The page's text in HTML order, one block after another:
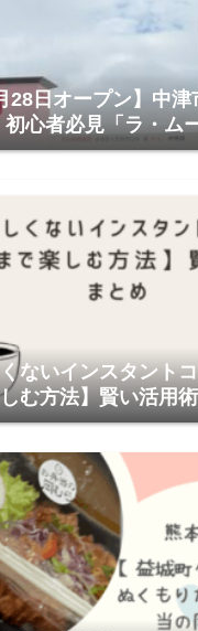
28日オープン】中
心者必見「ラ・ム
神商品
ないインスタント
む方法】賢い活用